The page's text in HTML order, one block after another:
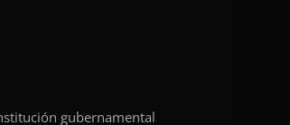
gubernamental